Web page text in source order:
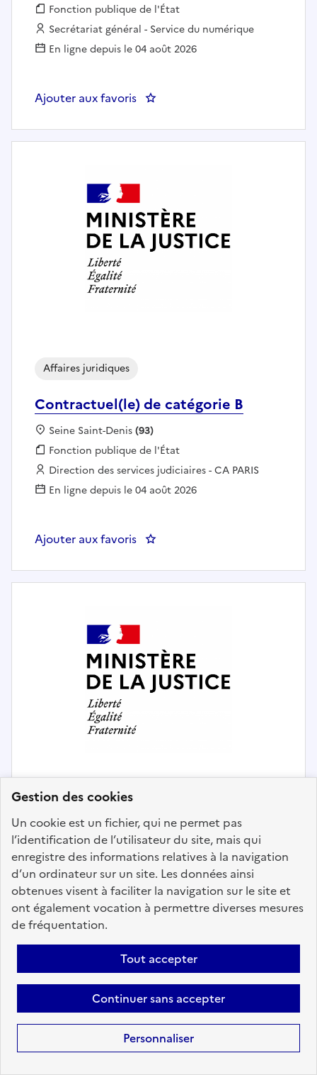
Gestion des cookies
Un cookie est un fichier, qui ne permet pas
l’identification de l’utilisateur du site, mais qui
enregistre des informations relatives à la navigation
d’un ordinateur sur un site. Les données ainsi
obtenues visent à faciliter la navigation sur le site et
ont également vocation à permettre diverses mesures
de fréquentation.
Tout accepter
Continuer sans accepter
Personnaliser
Fonction publique :
Fonction publique de l'État
Employeur :
Secrétariat général - Service du numérique
En ligne depuis le 04 août 2026
Ajouter aux favoris : RESPONSABLE INTEGRATION
Contractuel(le) de catégorie B
Affaires juridiques
Localisation :
Seine Saint-Denis(93)
Fonction publique :
Fonction publique de l'État
Employeur :
Direction des services judiciaires - CA PARIS
En ligne depuis le 04 août 2026
Ajouter aux favoris : Contractuel(le) de catégorie B
Contractuel(le) de catégorie B
Localisation :
Seine Saint-Denis (93)
Fonction publique :
Fonction publique de l'État
Employeur :
Direction des services judiciaires - CA PARIS
En ligne depuis le 04 août 2026
2 3